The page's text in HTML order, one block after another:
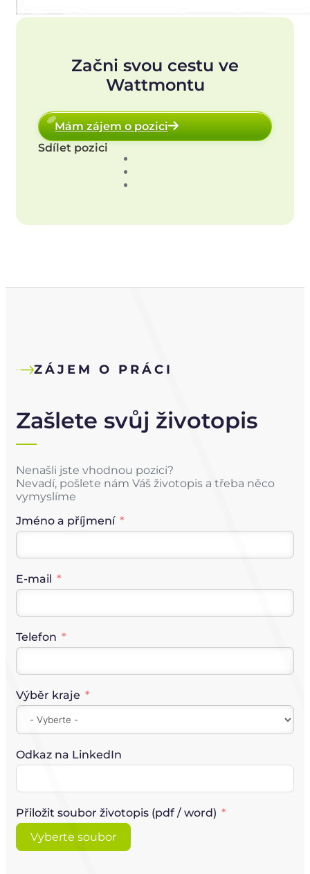
Začni svou cestu ve
Wattmontu
Mám zájem o pozici
Sdílet pozici
ZÁJEM O PRÁCI
Zašlete svůj životopis
Nenašli jste vhodnou pozici?
Nevadí, pošlete nám Váš životopis a třeba něco
vymyslíme
Jméno a příjmení
E-mail
Telefon
Výběr kraje
Odkaz na LinkedIn
Přiložit soubor životopis (pdf / word)
Vyberte soubor